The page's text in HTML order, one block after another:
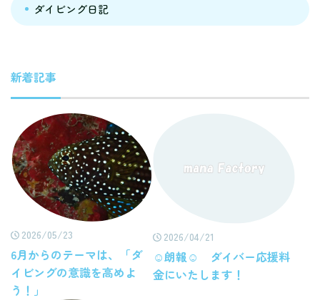
ダイビング日記
新着記事
2026/05/23
6月からのテーマは、「ダ
イビングの意識を高めよ
う！」
2026/04/21
☺朗報☺ ダイバー応援料
金にいたします！